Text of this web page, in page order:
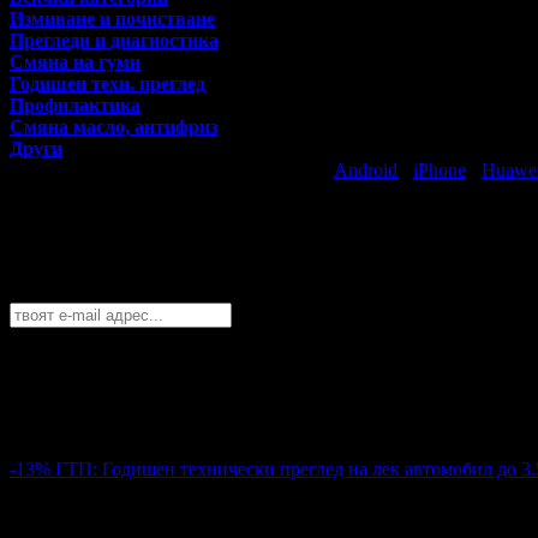
Измиване и почистване
Прегледи и диагностика
Смяна на гуми
Годишен техн. преглед
Профилактика
Смяна масло, антифриз
Други
Android iPhone
-13% ГТП: Годишен технически преглед на лек автомобил до